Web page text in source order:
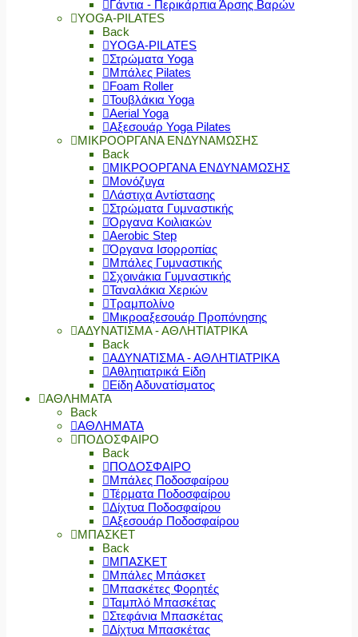
Γάντια - Περικάρπια Άρσης Βαρών
YOGA-PILATES
Back
YOGA-PILATES
Στρώματα Yoga
Μπάλες Pilates
Foam Roller
Τουβλάκια Yoga
Aerial Yoga
Αξεσουάρ Yoga Pilates
ΜΙΚΡΟΟΡΓΑΝΑ ΕΝΔΥΝΑΜΩΣΗΣ
Back
ΜΙΚΡΟΟΡΓΑΝΑ ΕΝΔΥΝΑΜΩΣΗΣ
Μονόζυγα
Λάστιχα Αντίστασης
Στρώματα Γυμναστικής
Όργανα Κοιλιακών
Aerobic Step
Όργανα Ισορροπίας
Μπάλες Γυμναστικής
Σχοινάκια Γυμναστικής
Ταναλάκια Χεριών
Τραμπολίνο
Μικροαξεσουάρ Προπόνησης
ΑΔΥΝΑΤΙΣΜΑ - ΑΘΛΗΤΙΑΤΡΙΚΑ
Back
ΑΔΥΝΑΤΙΣΜΑ - ΑΘΛΗΤΙΑΤΡΙΚΑ
Αθλητιατρικά Είδη
Είδη Αδυνατίσματος
ΑΘΛΗΜΑΤΑ
Back
ΑΘΛΗΜΑΤΑ
ΠΟΔΟΣΦΑΙΡΟ
Back
ΠΟΔΟΣΦΑΙΡΟ
Μπάλες Ποδοσφαίρου
Τέρματα Ποδοσφαίρου
Δίχτυα Ποδοσφαίρου
Αξεσουάρ Ποδοσφαίρου
ΜΠΑΣΚΕΤ
Back
ΜΠΑΣΚΕΤ
Μπάλες Μπάσκετ
Μπασκέτες Φορητές
Ταμπλό Μπασκέτας
Στεφάνια Μπασκέτας
Δίχτυα Μπασκέτας